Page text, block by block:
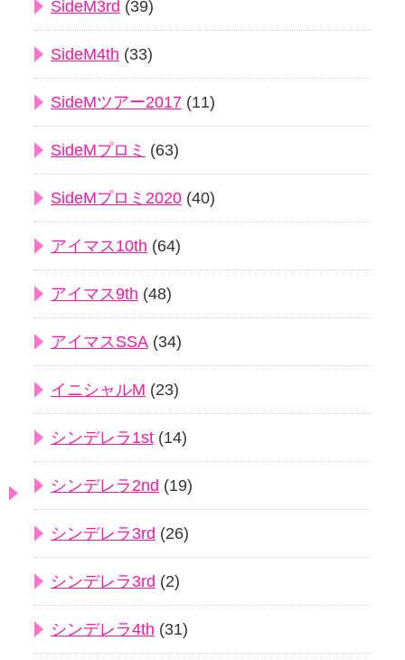
SideM3rd (39)
SideM4th (33)
SideMツアー2017 (11)
SideMプロミ (63)
SideMプロミ2020 (40)
アイマス10th (64)
アイマス9th (48)
アイマスSSA (34)
イニシャルM (23)
シンデレラ1st (14)
シンデレラ2nd (19)
シンデレラ3rd (26)
シンデレラ3rd (2)
シンデレラ4th (31)